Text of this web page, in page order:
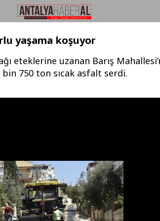
yaşama koşuyor
eteklerine uzanan Barış
750 ton sıcak asfalt serdi.